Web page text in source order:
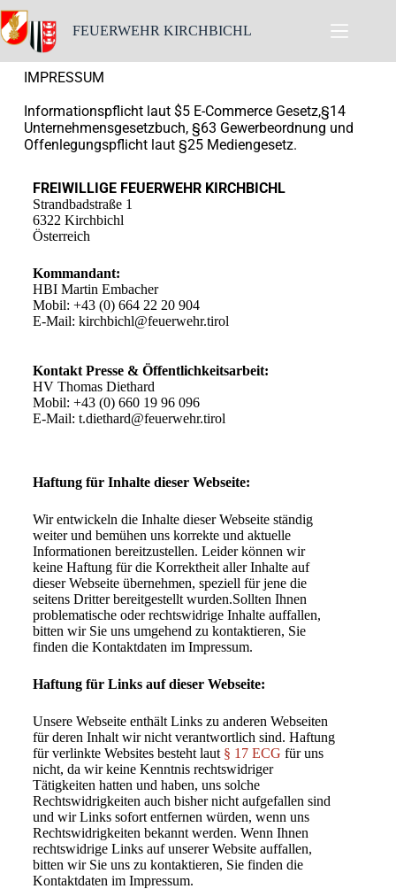
FEUERWEHR KIRCHBICHL
IMPRESSUM
Informationspflicht laut $5 E-Commerce Gesetz,§14
Unternehmensgesetzbuch, §63 Gewerbeordnung und
Offenlegungspflicht laut §25 Mediengesetz.
FREIWILLIGE FEUERWEHR KIRCHBICHL
Strandbadstraße 1
6322 Kirchbichl
Österreich
Kommandant:
HBI Martin Embacher
Mobil: +43 (0) 664 22 20 904
E-Mail: kirchbichl@feuerwehr.tirol
Kontakt Presse & Öffentlichkeitsarbeit:
HV Thomas Diethard
Mobil: +43 (0) 660 19 96 096
E-Mail: t.diethard@feuerwehr.tirol
Haftung für Inhalte dieser Webseite:
Wir entwickeln die Inhalte dieser Webseite ständig
weiter und bemühen uns korrekte und aktuelle
Informationen bereitzustellen. Leider können wir
keine Haftung für die Korrektheit aller Inhalte auf
dieser Webseite übernehmen, speziell für jene die
seitens Dritter bereitgestellt wurden.Sollten Ihnen
problematische oder rechtswidrige Inhalte auffallen,
bitten wir Sie uns umgehend zu kontaktieren, Sie
finden die Kontaktdaten im Impressum.
Haftung für Links auf dieser Webseite:
Unsere Webseite enthält Links zu anderen Webseiten
für deren Inhalt wir nicht verantwortlich sind. Haftung
für verlinkte Websites besteht laut § 17 ECG für uns
nicht, da wir keine Kenntnis rechtswidriger
Tätigkeiten hatten und haben, uns solche
Rechtswidrigkeiten auch bisher nicht aufgefallen sind
und wir Links sofort entfernen würden, wenn uns
Rechtswidrigkeiten bekannt werden. Wenn Ihnen
rechtswidrige Links auf unserer Website auffallen,
bitten wir Sie uns zu kontaktieren, Sie finden die
Kontaktdaten im Impressum.